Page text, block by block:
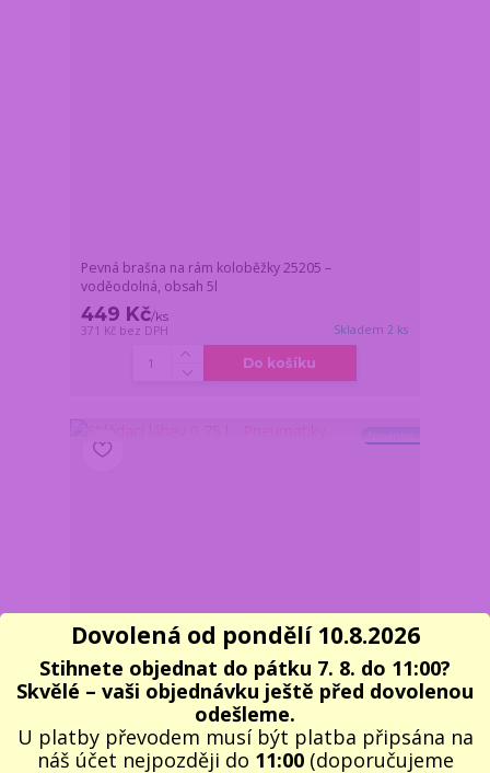
Pevná brašna na rám koloběžky 25205 –
voděodolná, obsah 5l
449 Kč/ks
371 Kč bez DPH Skladem 2 ks
Do košíku
Dovolená od pondělí 10.8.2026
Stihnete objednat do pátku 7. 8. do 11:00?
Skvělé – vaši objednávku ještě před dovolenou
odešleme.
U platby převodem musí být platba připsána na
náš účet nejpozději do 11:00(doporučujeme